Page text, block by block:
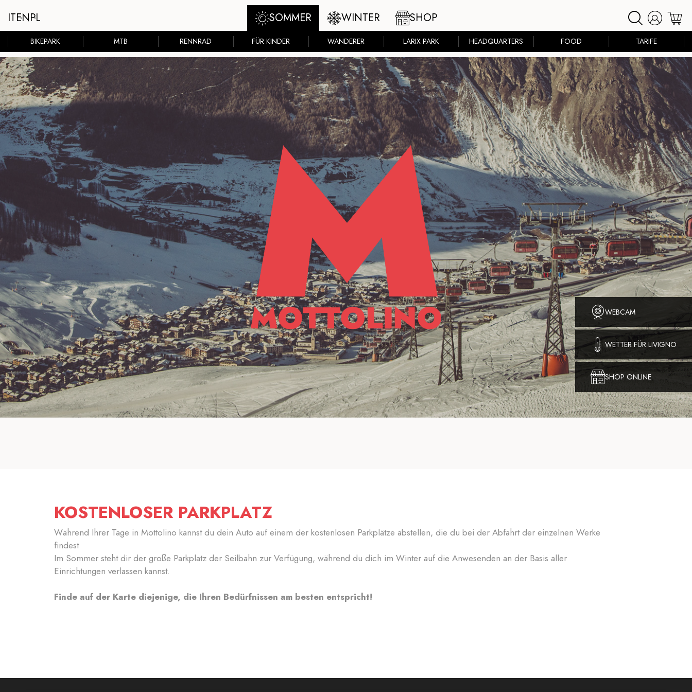
SOMMER WINTER SHOP
ITENPL
BIKEPARK MTB RENNRAD FÜR KINDER WANDERER LARIX PARK HEADQUARTERS FOOD TARIFE
WEBCAM
WETTER FÜR LIVIGNO
SHOP ONLINE
KOSTENLOSER PARKPLATZ
Während Ihrer Tage in Mottolino kannst du dein Auto auf einem der kostenlosen Parkplätze abstellen, die du bei der Abfahrt der einzelnen Werke
findest
Im Sommer steht dir der große Parkplatz der Seilbahn zur Verfügung, während du dich im Winter auf die Anwesenden an der Basis aller
Einrichtungen verlassen kannst.
Finde auf der Karte diejenige, die Ihren Bedürfnissen am besten entspricht!